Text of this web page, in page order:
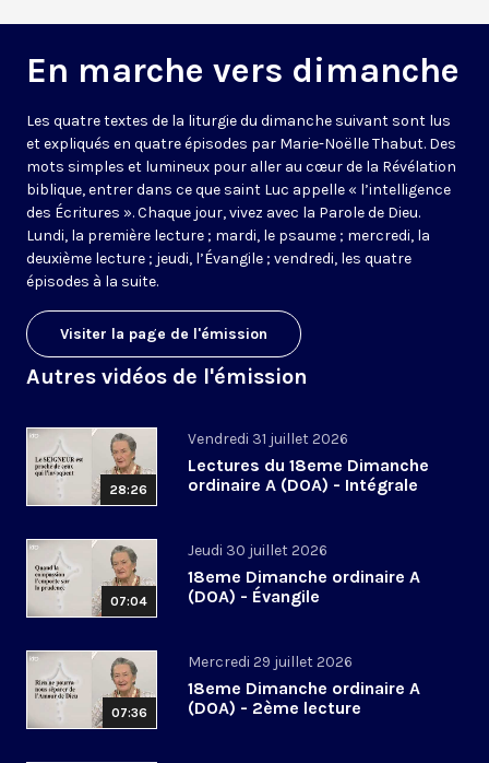
En marche vers dimanche
Les quatre textes de la liturgie du dimanche suivant sont lus
et expliqués en quatre épisodes par Marie-Noëlle Thabut. Des
mots simples et lumineux pour aller au cœur de la Révélation
biblique, entrer dans ce que saint Luc appelle « l’intelligence
des Écritures ». Chaque jour, vivez avec la Parole de Dieu.
Lundi, la première lecture ; mardi, le psaume ; mercredi, la
deuxième lecture ; jeudi, l’Évangile ; vendredi, les quatre
épisodes à la suite.
Visiter la page de l'émission
Autres vidéos de l'émission
28:26
Vendredi 31 juillet 2026
Lectures du 18eme Dimanche
ordinaire A (DOA) - Intégrale
07:04
Jeudi 30 juillet 2026
18eme Dimanche ordinaire A
(DOA) - Évangile
07:36
Mercredi 29 juillet 2026
18eme Dimanche ordinaire A
(DOA) - 2ème lecture